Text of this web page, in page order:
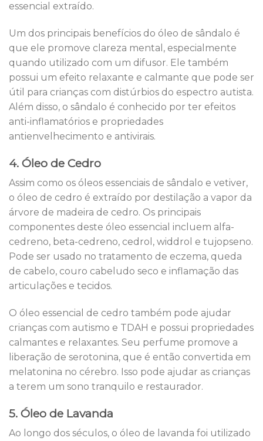
essencial extraído.
Um dos principais benefícios do óleo de sândalo é
que ele promove clareza mental, especialmente
quando utilizado com um difusor. Ele também
possui um efeito relaxante e calmante que pode ser
útil para crianças com distúrbios do espectro autista.
Além disso, o sândalo é conhecido por ter efeitos
anti-inflamatórios e propriedades
antienvelhecimento e antivirais.
4. Óleo de Cedro
Assim como os óleos essenciais de sândalo e vetiver,
o óleo de cedro é extraído por destilação a vapor da
árvore de madeira de cedro. Os principais
componentes deste óleo essencial incluem alfa-
cedreno, beta-cedreno, cedrol, widdrol e tujopseno.
Pode ser usado no tratamento de eczema, queda
de cabelo, couro cabeludo seco e inflamação das
articulações e tecidos.
O óleo essencial de cedro também pode ajudar
crianças com autismo e TDAH e possui propriedades
calmantes e relaxantes. Seu perfume promove a
liberação de serotonina, que é então convertida em
melatonina no cérebro. Isso pode ajudar as crianças
a terem um sono tranquilo e restaurador.
5. Óleo de Lavanda
Ao longo dos séculos, o óleo de lavanda foi utilizado